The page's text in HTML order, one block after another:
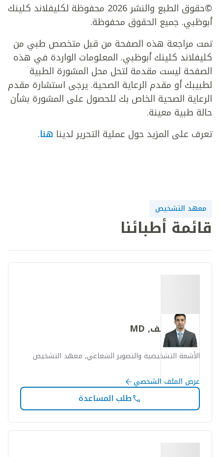
©حقوق الطبع والنشر 2026 محفوظة لكليفلاند كلينك
أبوظبي. جميع الحقوق محفوظة.
تمت مراجعة هذه الصفحة من قبل متخصص طبي من
كليفلاند كلينك أبوظبي. المعلومات الواردة في هذه
الصفحة ليست مقدمة لتحل محل المشورة الطبية
لطبيبك أو مقدم الرعاية الصحية. يرجى استشارة مقدم
الرعاية الصحية الخاص بك للحصول على المشورة بشأن
حالة طبية معينة.
تعرف على المزيد حول عملية التحرير لدينا هنا.
معهد التشخيص
قائمة أطبائنا
أحمد شريف, MD
الأشعة التشخيصية والتصوير الشعاعي, معهد التشخيص
عرض الملف الشخصي
طلب المساعدة